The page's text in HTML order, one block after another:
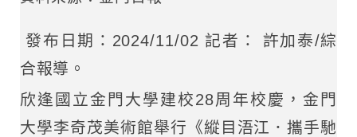
發布日期：2024/11/02 記者： 許加泰/綜
合報導。
欣逢國立金門大學建校28周年校慶，金門
大學李奇茂美術館舉行《縱目浯江．攜手馳